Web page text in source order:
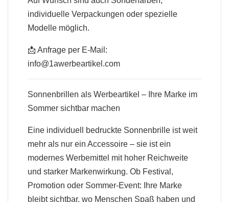
individuelle Verpackungen oder spezielle
Modelle möglich.
📩 Anfrage per E-Mail:
info@1awerbeartikel.com
Sonnenbrillen als Werbeartikel – Ihre Marke im
Sommer sichtbar machen
Eine individuell bedruckte Sonnenbrille ist weit
mehr als nur ein Accessoire – sie ist ein
modernes Werbemittel mit hoher Reichweite
und starker Markenwirkung. Ob Festival,
Promotion oder Sommer-Event: Ihre Marke
bleibt sichtbar, wo Menschen Spaß haben und